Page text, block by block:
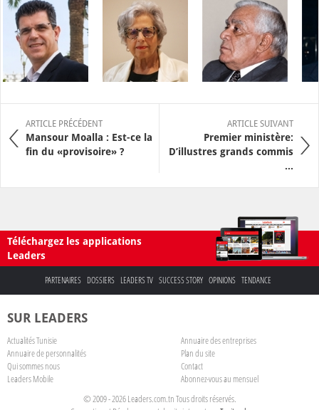
ARTICLE PRÉCÉDENT
Mansour Moalla : Est-ce la
fin du «provisoire» ?
ARTICLE SUIVANT
Premier ministère:
D’illustres grands commis
...
Téléchargez les applications
Leaders
PARTENAIRES DOSSIERS LEADERS TV SUCCESS STORY OPINIONS TENDANCE
SUR LEADERS
Actualités Tunisie
Annuaire des entreprises
Annuaire de personnalités
Plan du site
Qui sommes nous
Contact
Leaders Mobile
Abonnez-vous au mensuel
© 2009 - 2026 Leaders.com.tn Tous droits réservés.